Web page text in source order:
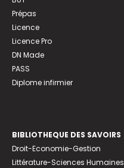
Prépas
Licence
Licence Pro
DN Made
PASS
Diplome infirmier
BIBLIOTHEQUE DES SAVOIRS
Droit-Economie-Gestion
Littérature-Sciences Humaines